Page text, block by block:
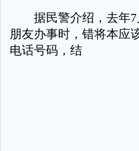
据民警介绍，去年7
朋友办事时，错将本应
电话号码，结